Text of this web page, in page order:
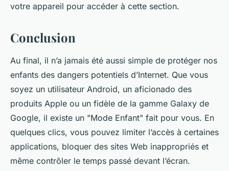
votre appareil pour accéder à cette section.
Conclusion
Au final, il n’a jamais été aussi simple de protéger nos
enfants des dangers potentiels d’Internet. Que vous
soyez un utilisateur Android, un aficionado des
produits Apple ou un fidèle de la gamme Galaxy de
Google, il existe un "Mode Enfant" fait pour vous. En
quelques clics, vous pouvez limiter l’accès à certaines
applications, bloquer des sites Web inappropriés et
même contrôler le temps passé devant l’écran.